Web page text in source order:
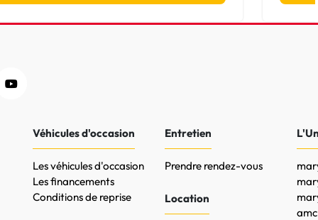
Véhicules d'occasion
Les véhicules d'occasion
Les financements
Conditions de reprise
Entretien
Prendre rendez-vous
Location